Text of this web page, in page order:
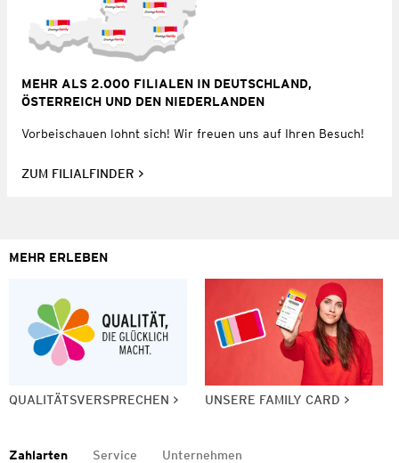
MEHR ALS 2.000 FILIALEN IN DEUTSCHLAND,
ÖSTERREICH UND DEN NIEDERLANDEN
Vorbeischauen lohnt sich! Wir freuen uns auf Ihren Besuch!
ZUM FILIALFINDER
MEHR ERLEBEN
QUALITÄTSVERSPRECHEN UNSERE FAMILY CARD
Zahlarten Service Unternehmen